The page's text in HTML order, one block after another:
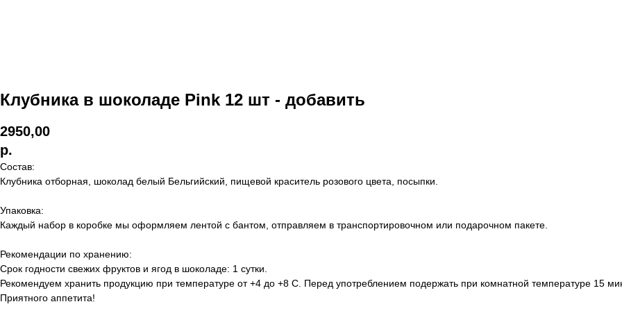
Клубника в шоколаде Pink 12 шт - добавить
2950,00
р.
Состав:
Клубника отборная, шоколад белый Бельгийский, пищевой краситель розового цвета, посыпки.
Упаковка:
Каждый набор в коробке мы оформляем лентой с бантом, отправляем в транспортировочном или подарочном пакете.
Рекомендации по хранению:
Срок годности свежих фруктов и ягод в шоколаде: 1 сутки.
Рекомендуем хранить продукцию при температуре от +4 до +8 С. Перед употреблением подержать при комнатной температуре 15
​Приятного аппетита!